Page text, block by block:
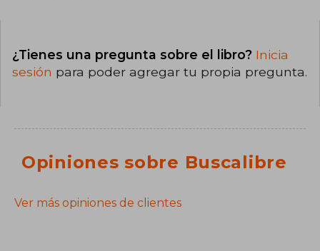
¿Tienes una pregunta sobre el libro? Inicia
sesión para poder agregar tu propia pregunta.
Opiniones sobre Buscalibre
Ver más opiniones de clientes